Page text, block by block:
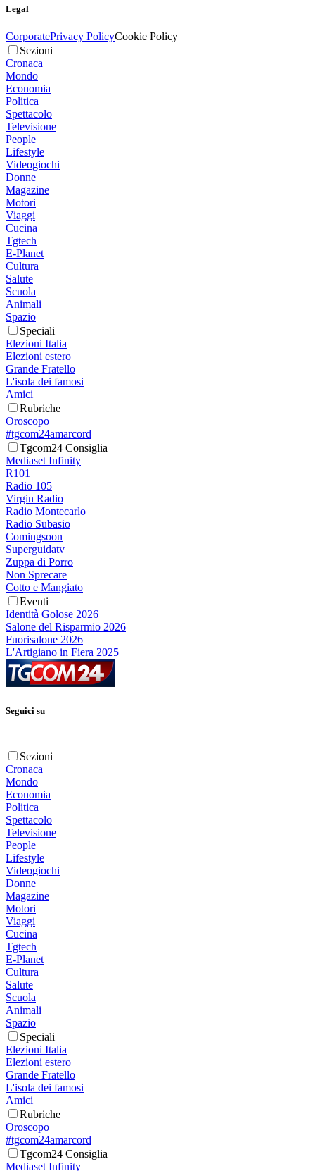
Legal
CorporatePrivacy PolicyCookie Policy
Sezioni
Cronaca
Mondo
Economia
Politica
Spettacolo
Televisione
People
Lifestyle
Videogiochi
Donne
Magazine
Motori
Viaggi
Cucina
Tgtech
E-Planet
Cultura
Salute
Scuola
Animali
Spazio
Speciali
Elezioni Italia
Elezioni estero
Grande Fratello
L'isola dei famosi
Amici
Rubriche
Oroscopo
#tgcom24amarcord
Tgcom24 Consiglia
Mediaset Infinity
R101
Radio 105
Virgin Radio
Radio Montecarlo
Radio Subasio
Comingsoon
Superguidatv
Zuppa di Porro
Non Sprecare
Cotto e Mangiato
Eventi
Identità Golose 2026
Salone del Risparmio 2026
Fuorisalone 2026
L'Artigiano in Fiera 2025
Seguici su
Sezioni
Cronaca
Mondo
Economia
Politica
Spettacolo
Televisione
People
Lifestyle
Videogiochi
Donne
Magazine
Motori
Viaggi
Cucina
Tgtech
E-Planet
Cultura
Salute
Scuola
Animali
Spazio
Speciali
Elezioni Italia
Elezioni estero
Grande Fratello
L'isola dei famosi
Amici
Rubriche
Oroscopo
#tgcom24amarcord
Tgcom24 Consiglia
Mediaset Infinity